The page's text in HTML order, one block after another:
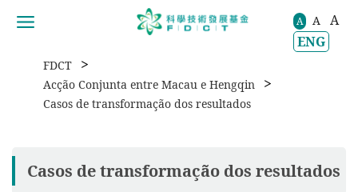
移動到内容區域 A A
A
ENG
FDCT >
Acção Conjunta entre Macau e Hengqin >
Casos de transformação dos resultados
Casos de transformação dos resultados